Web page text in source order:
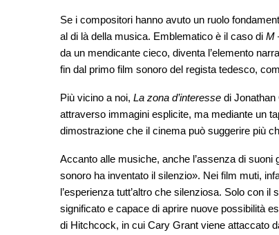
Se i compositori hanno avuto un ruolo
al di là della musica. Emblematico è il caso di M
da un mendicante cieco, diventa l’elemento
fin dal primo film sonoro del regista tedesco,
Più vicino a noi, La zona d’interesse di Jonathan
attraverso immagini esplicite, ma mediante un
dimostrazione che il cinema può suggerire più
Accanto alle musiche, anche l’assenza di
sonoro ha inventato il silenzio». Nei film muti,
l’esperienza tutt’altro che silenziosa. Solo con
significato e capace di aprire nuove possibilità
di Hitchcock, in cui Cary Grant viene attaccato